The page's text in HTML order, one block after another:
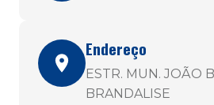
Endereço
ESTR. MUN. JOÃO
BRANDALISE